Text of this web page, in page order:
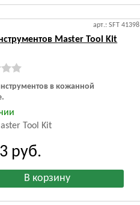
арт.: SFT 41398
Master Tool Kit
в кожанной
Tool Kit
руб.